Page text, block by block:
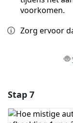
voorkomen.
Zorg ervoor
Voeg
Stap 7